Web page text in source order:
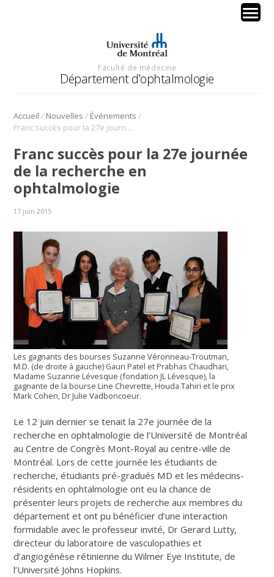
Faculté de médecine
Département d'ophtalmologie
Accueil / Nouvelles / Événements /
Franc succès pour la 27e journée de la recherche en ophtalmologie
Franc succès pour la 27e journée
de la recherche en
ophtalmologie
17 juin 2015
Les gagnants des bourses Suzanne Véronneau-Troutman,
M.D. (de droite à gauche) Gauri Patel et Prabhas Chaudhari,
Madame Suzanne Lévesque (fondation JL Lévesque), la
gagnante de la bourse Line Chevrette, Houda Tahiri et le prix
Mark Cohen, Dr Julie Vadboncoeur.
Le 12 juin dernier se tenait la 27e journée de la
recherche en ophtalmologie de l’Université de Montréal
au Centre de Congrès Mont-Royal au centre-ville de
Montréal. Lors de cette journée les étudiants de
recherche, étudiants pré-gradués MD et les médecins-
résidents en ophtalmologie ont eu la chance de
présenter leurs projets de recherche aux membres du
département et ont pu bénéficier d’une interaction
formidable avec le professeur invité, Dr Gerard Lutty,
directeur du laboratoire de vasculopathies et
d’angiogénèse rétinienne du Wilmer Eye Institute, de
l’Université Johns Hopkins.